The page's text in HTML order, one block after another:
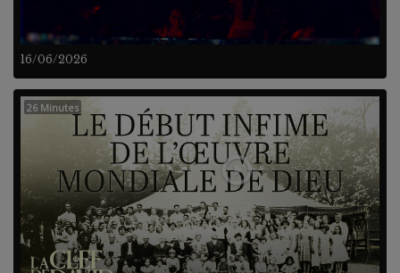
16/06/2026
26 Minutes